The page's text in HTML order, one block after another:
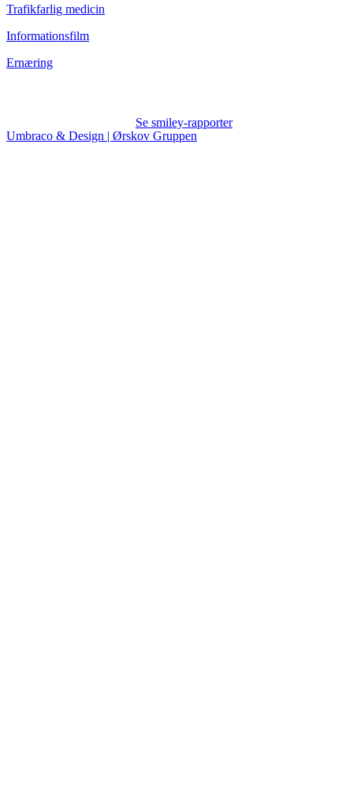
Trafikfarlig medicin
Informationsfilm
Ernæring
Se smiley-rapporter
Umbraco & Design | Ørskov Gruppen